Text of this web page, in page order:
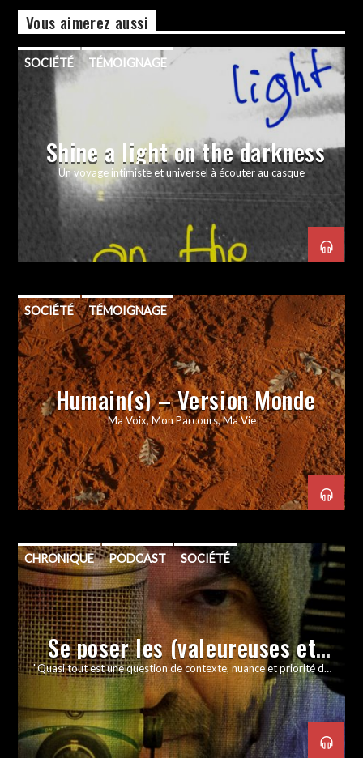
Vous aimerez aussi
SOCIÉTÉ TÉMOIGNAGE
Shine a light on the darkness
Un voyage intimiste et universel à écouter au casque
SOCIÉTÉ TÉMOIGNAGE
Humain(s) – Version Monde
Ma Voix, Mon Parcours, Ma Vie
CHRONIQUE PODCAST SOCIÉTÉ
Se poser les (valeureuses et)
bonnes questions
"Quasi tout est une question de contexte, nuance et priorité de
valeurs." (Etho)